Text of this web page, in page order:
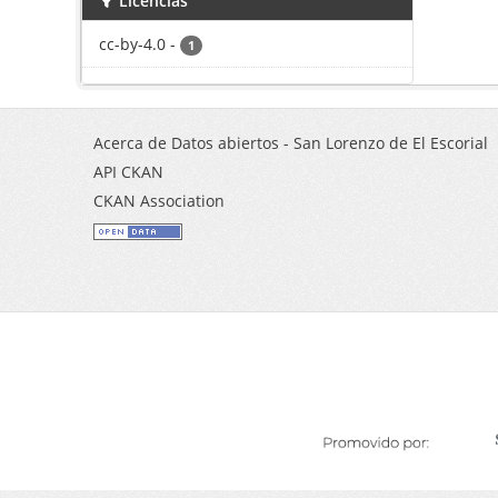
cc-by-4.0 - 1
Acerca de Datos abiertos - San Lorenzo de El Escorial
API CKAN
CKAN Association